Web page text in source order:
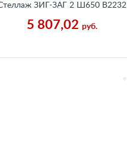
ЗИГ-ЗАГ 2 Ш650 В2232
5 807,02 руб.